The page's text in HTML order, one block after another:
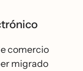
comercio
migrado